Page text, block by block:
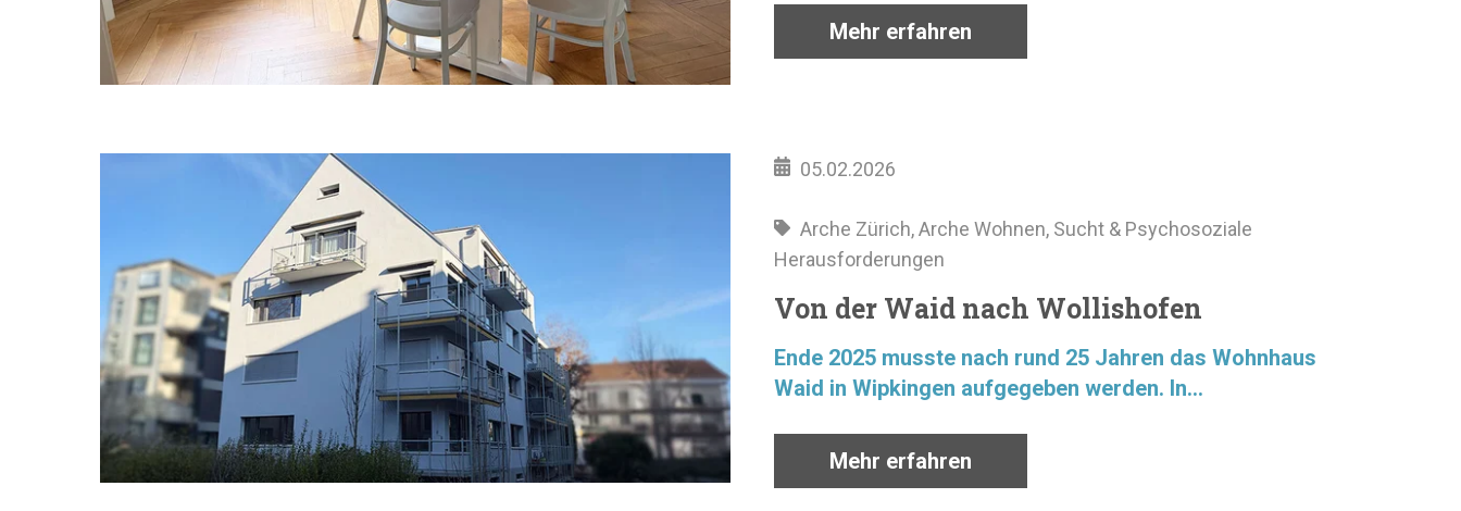
Mehr erfahren
05.02.2026
Arche Zürich,Arche Wohnen, Sucht & Psychosoziale
Herausforderungen
Von der Waid nach Wollishofen
Ende 2025 musste nach rund 25 Jahren das Wohnhaus
Waid in Wipkingen aufgegeben werden. In...
Mehr erfahren